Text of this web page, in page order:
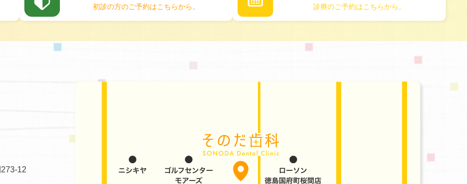
初診の方のご予約はこちらから。 診療のご予約はこちらから。
12